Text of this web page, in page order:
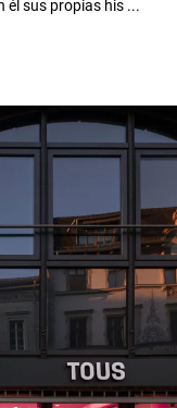
él sus propias his ...